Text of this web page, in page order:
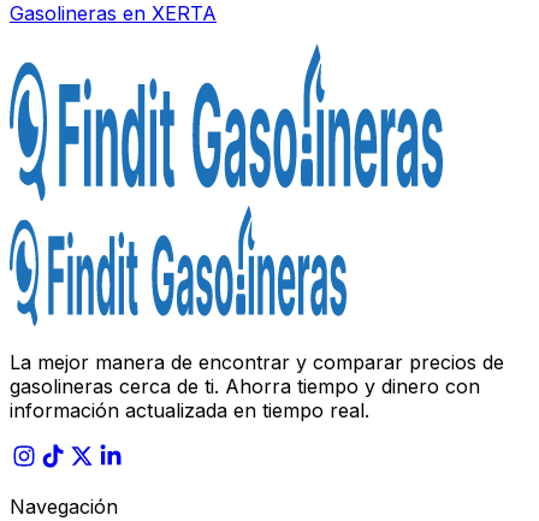
Gasolineras en XERTA
La mejor manera de encontrar y comparar precios de
gasolineras cerca de ti. Ahorra tiempo y dinero con
información actualizada en tiempo real.
Navegación